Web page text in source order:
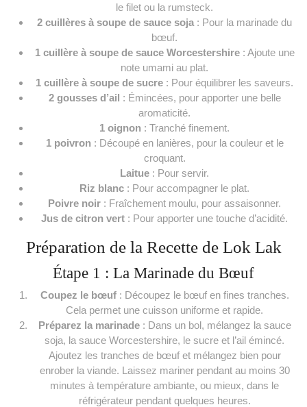
le filet ou la rumsteck.
2 cuillères à soupe de sauce soja : Pour la marinade du
bœuf.
1 cuillère à soupe de sauce Worcestershire: Ajoute une
note umami au plat.
1 cuillère à soupe de sucre : Pour équilibrer les saveurs.
2 gousses d’ail : Émincées, pour apporter une belle
aromaticité.
1 oignon : Tranché finement.
1 poivron: Découpé en lanières, pour la couleur et le
croquant.
Laitue : Pour servir.
Riz blanc : Pour accompagner le plat.
Poivre noir : Fraîchement moulu, pour assaisonner.
Jus de citron vert : Pour apporter une touche d’acidité.
Préparation de la Recette de Lok Lak
Étape 1 : La Marinade du Bœuf
Coupez le bœuf: Découpez le bœuf en fines tranches.
Cela permet une cuisson uniforme et rapide.
Préparez la marinade: Dans un bol, mélangez la sauce
soja, la sauce Worcestershire, le sucre et l’ail émincé.
Ajoutez les tranches de bœuf et mélangez bien pour
enrober la viande. Laissez mariner pendant au moins 30
minutes à température ambiante, ou mieux, dans le
réfrigérateur pendant quelques heures.